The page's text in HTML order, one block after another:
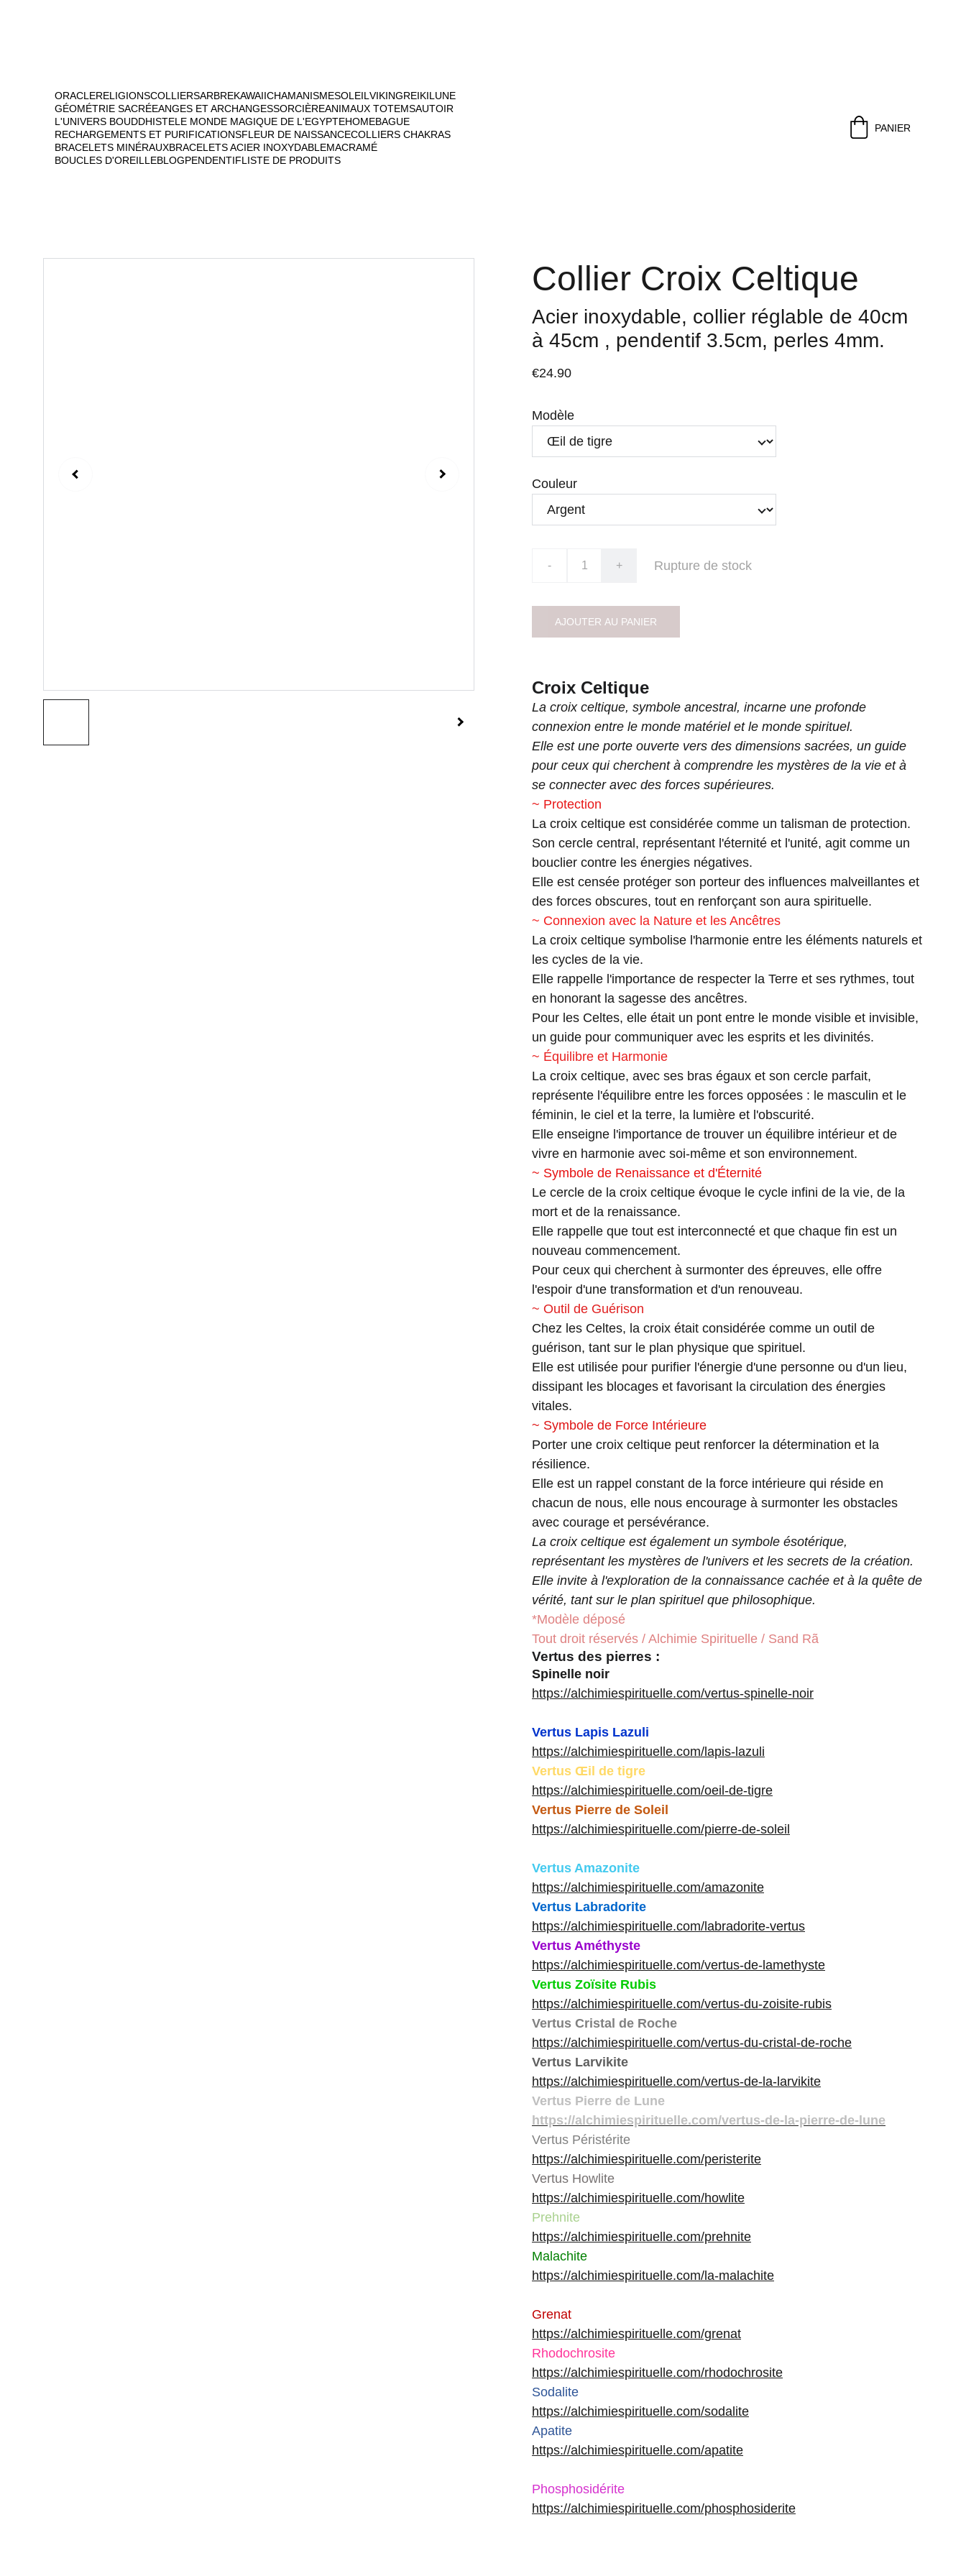
ORACLERELIGIONSCOLLIERSARBREKAWAIICHAMANISMESOLEIL VIKINGREIKILUNE
GÉOMÉTRIE SACRÉEANGES ET ARCHANGESSORCIÈREANIMAUX TOTEMSAUTOIR
L'UNIVERS BOUDDHISTELE MONDE MAGIQUE DE L'EGYPTEHOMEBAGUE
RECHARGEMENTS ET PURIFICATIONSFLEUR DE NAISSANCECOLLIERS CHAKRAS
BRACELETS MINÉRAUXBRACELETS ACIER INOXYDABLEMACRAMÉ
BOUCLES D'OREILLEBLOGPENDENTIFLISTE DE PRODUITS
PANIER
Collier Croix Celtique
Acier inoxydable, collier réglable de 40cm
à 45cm , pendentif 3.5cm, perles 4mm.
€24.90
Modèle
Couleur
- + Rupture de stock
AJOUTER AU PANIER
Croix Celtique
La croix celtique, symbole ancestral, incarne une profonde
connexion entre le monde matériel et le monde spirituel.
Elle est une porte ouverte vers des dimensions sacrées, un guide
pour ceux qui cherchent à comprendre les mystères de la vie et à
se connecter avec des forces supérieures.
~ Protection
La croix celtique est considérée comme un talisman de protection.
Son cercle central, représentant l'éternité et l'unité, agit comme un
bouclier contre les énergies négatives.
Elle est censée protéger son porteur des influences malveillantes et
des forces obscures, tout en renforçant son aura spirituelle.
~ Connexion avec la Nature et les Ancêtres
La croix celtique symbolise l'harmonie entre les éléments naturels et
les cycles de la vie.
Elle rappelle l'importance de respecter la Terre et ses rythmes, tout
en honorant la sagesse des ancêtres.
Pour les Celtes, elle était un pont entre le monde visible et invisible,
un guide pour communiquer avec les esprits et les divinités.
~ Équilibre et Harmonie
La croix celtique, avec ses bras égaux et son cercle parfait,
représente l'équilibre entre les forces opposées : le masculin et le
féminin, le ciel et la terre, la lumière et l'obscurité.
Elle enseigne l'importance de trouver un équilibre intérieur et de
vivre en harmonie avec soi-même et son environnement.
~ Symbole de Renaissance et d'Éternité
Le cercle de la croix celtique évoque le cycle infini de la vie, de la
mort et de la renaissance.
Elle rappelle que tout est interconnecté et que chaque fin est un
nouveau commencement.
Pour ceux qui cherchent à surmonter des épreuves, elle offre
l'espoir d'une transformation et d'un renouveau.
~ Outil de Guérison
Chez les Celtes, la croix était considérée comme un outil de
guérison, tant sur le plan physique que spirituel.
Elle est utilisée pour purifier l'énergie d'une personne ou d'un lieu,
dissipant les blocages et favorisant la circulation des énergies
vitales.
~ Symbole de Force Intérieure
Porter une croix celtique peut renforcer la détermination et la
résilience.
Elle est un rappel constant de la force intérieure qui réside en
chacun de nous, elle nous encourage à surmonter les obstacles
avec courage et persévérance.
La croix celtique est également un symbole ésotérique,
représentant les mystères de l'univers et les secrets de la création.
Elle invite à l'exploration de la connaissance cachée et à la quête de
vérité, tant sur le plan spirituel que philosophique.
*Modèle déposé
Tout droit réservés / Alchimie Spirituelle / Sand Rã
Vertus des pierres :
Spinelle noir
https://alchimiespirituelle.com/vertus-spinelle-noir
Vertus Lapis Lazuli
https://alchimiespirituelle.com/lapis-lazuli
Vertus Œil de tigre
https://alchimiespirituelle.com/oeil-de-tigre
Vertus Pierre de Soleil
https://alchimiespirituelle.com/pierre-de-soleil
Vertus Amazonite
https://alchimiespirituelle.com/amazonite
Vertus Labradorite
https://alchimiespirituelle.com/labradorite-vertus
Vertus Améthyste
https://alchimiespirituelle.com/vertus-de-lamethyste
Vertus Zoïsite Rubis
https://alchimiespirituelle.com/vertus-du-zoisite-rubis
Vertus Cristal de Roche
https://alchimiespirituelle.com/vertus-du-cristal-de-roche
Vertus Larvikite
https://alchimiespirituelle.com/vertus-de-la-larvikite
Vertus Pierre de Lune
https://alchimiespirituelle.com/vertus-de-la-pierre-de-lune
Vertus Péristérite
https://alchimiespirituelle.com/peristerite
Vertus Howlite
https://alchimiespirituelle.com/howlite
Prehnite
https://alchimiespirituelle.com/prehnite
Malachite
https://alchimiespirituelle.com/la-malachite
Grenat
https://alchimiespirituelle.com/grenat
Rhodochrosite
https://alchimiespirituelle.com/rhodochrosite
Sodalite
https://alchimiespirituelle.com/sodalite
Apatite
https://alchimiespirituelle.com/apatite
Phosphosidérite
https://alchimiespirituelle.com/phosphosiderite